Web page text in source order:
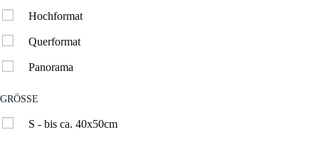
Hochformat
Querformat
Panorama
GRÖSSE
S - bis ca. 40x50cm